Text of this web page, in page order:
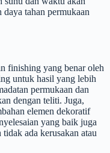
daya tahan permukaan
finishing yang benar oleh
untuk hasil yang lebih
permukaan dan
dengan teliti. Juga,
elemen dekoratif
yang baik juga
ada kerusakan atau